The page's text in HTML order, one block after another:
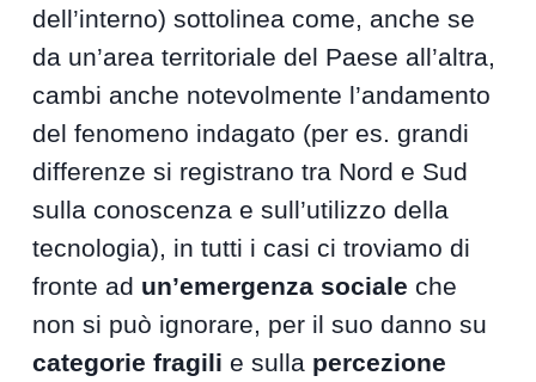
dell’interno) sottolinea come, anche se
da un’area territoriale del Paese all’altra,
cambi anche notevolmente l’andamento
del fenomeno indagato (per es. grandi
differenze si registrano tra Nord e Sud
sulla conoscenza e sull’utilizzo della
tecnologia), in tutti i casi ci troviamo di
fronte ad un’emergenza sociale che
non si può ignorare, per il suo danno su
categorie fragili e sulla percezione